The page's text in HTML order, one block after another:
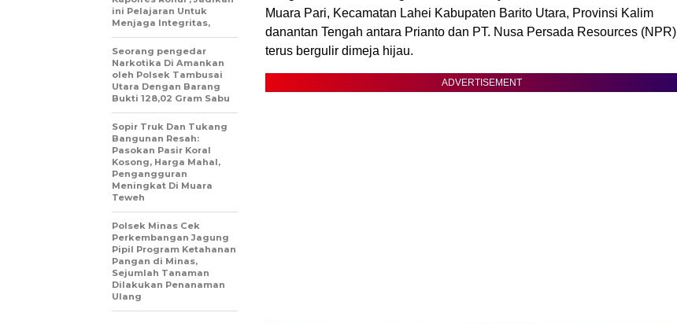
Muara Pari, Kecamatan Lahei Kabupaten Barito Utara, Provinsi Kalim
danantan Tengah antara Prianto dan PT. Nusa Persada Resources (NPR)
terus bergulir dimeja hijau.
ADVERTISEMENT
ini Pelajaran Untuk
Menjaga Integritas,
Seorang pengedar
Narkotika Di Amankan
oleh Polsek Tambusai
Utara Dengan Barang
Bukti 128,02 Gram Sabu
Sopir Truk Dan Tukang
Bangunan Resah:
Pasokan Pasir Koral
Kosong, Harga Mahal,
Pengangguran
Meningkat Di Muara
Teweh
Polsek Minas Cek
Perkembangan Jagung
Pipil Program Ketahanan
Pangan di Minas,
Sejumlah Tanaman
Dilakukan Penanaman
Ulang